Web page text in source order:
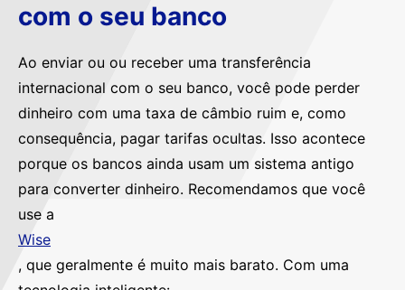
com o seu banco
Ao enviar ou ou receber uma transferência
internacional com o seu banco, você pode perder
dinheiro com uma taxa de câmbio ruim e, como
consequência, pagar tarifas ocultas. Isso acontece
porque os bancos ainda usam um sistema antigo
para converter dinheiro. Recomendamos que você
use a
Wise
, que geralmente é muito mais barato. Com uma